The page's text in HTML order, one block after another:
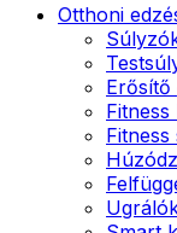
Otthoni
Erősítő
Fitness